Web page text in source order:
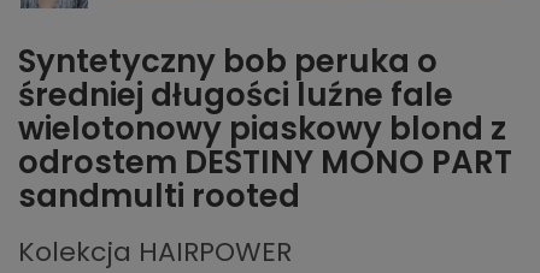
Syntetyczny bob peruka o
średniej długości luźne fale
wielotonowy piaskowy blond z
odrostem DESTINY MONO PART
sandmulti rooted
Kolekcja HAIRPOWER